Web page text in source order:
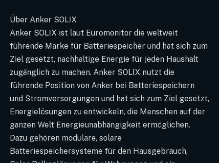
Über Anker SOLIX
Anker SOLIX ist laut Euromonitor die weltweit
führende Marke für Batteriespeicher und hat sich zum
Ziel gesetzt, nachhaltige Energie für jeden Haushalt
zugänglich zu machen. Anker SOLIX nutzt die
führende Position von Anker bei Batteriespeichern
und Stromversorgungen und hat sich zum Ziel gesetzt,
Energielösungen zu entwickeln, die Menschen auf der
ganzen Welt Energieunabhängigkeit ermöglichen.
Dazu gehören modulare, solare
Batteriespeichersysteme für den Hausgebrauch,